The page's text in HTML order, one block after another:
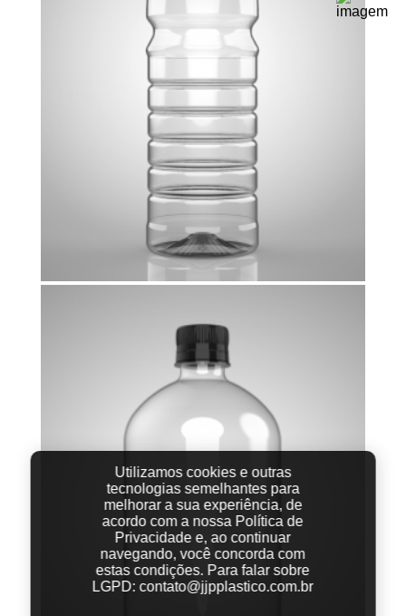
Utilizamos cookies e outras
tecnologias semelhantes para
melhorar a sua experiência, de
acordo com a nossa Política de
Privacidade e, ao continuar
navegando, você concorda com
estas condições. Para falar sobre
LGPD:contato@jjpplastico.com.br